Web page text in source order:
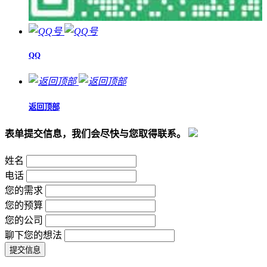
QQ
返回顶部
表单提交信息，我们会尽快与您取得联系。
姓名
电话
您的需求
您的预算
您的公司
聊下您的想法